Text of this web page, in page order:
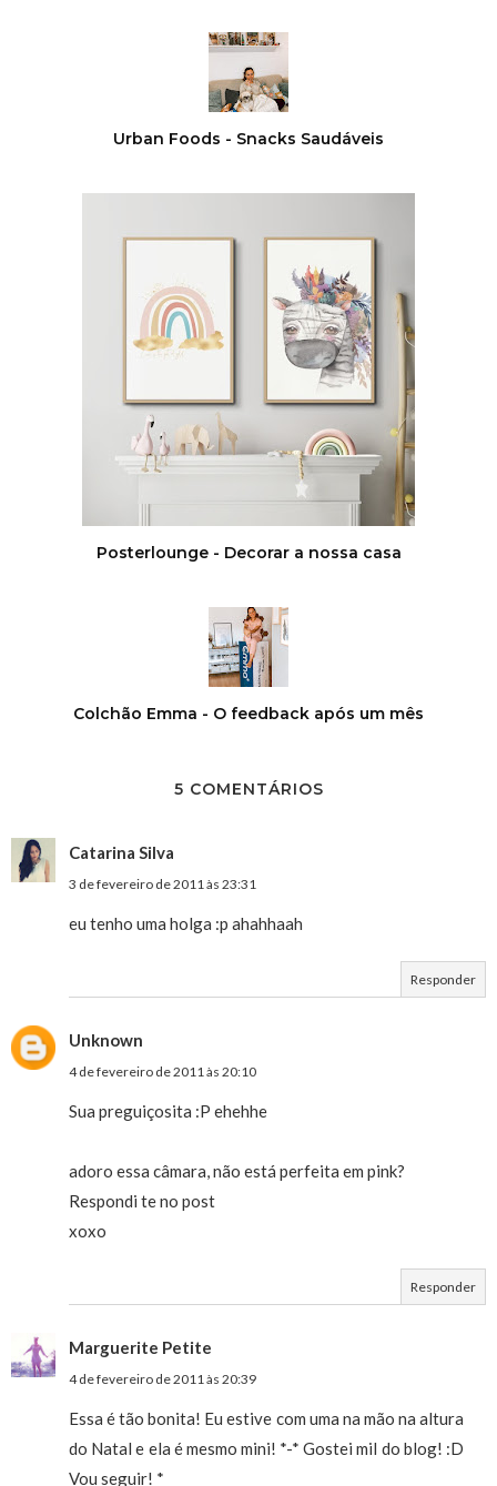
Urban Foods - Snacks Saudáveis
Posterlounge - Decorar a nossa casa
Colchão Emma - O feedback após um mês
5 COMENTÁRIOS
Catarina Silva
3 de fevereiro de 2011 às 23:31
eu tenho uma holga :p ahahhaah
Responder
Unknown
4 de fevereiro de 2011 às 20:10
Sua preguiçosita :P ehehhe
adoro essa câmara, não está perfeita em pink?
Respondi te no post
xoxo
Responder
Marguerite Petite
4 de fevereiro de 2011 às 20:39
Essa é tão bonita! Eu estive com uma na mão na altura
do Natal e ela é mesmo mini! *-* Gostei mil do blog! :D
Vou seguir! *